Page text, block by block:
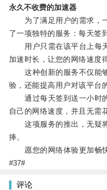
永久不收费的加速器
为了满足用户的需求，一
了一项独特的服务：每天签
用户只需在该平台上每天
加速时长，让您的网络速度
这种创新的服务不仅能
验，还能提高用户对该平台
通过每天签到送一小时
自己的网络速度，并且无需
这项服务的推出，无疑将
捧。
愿您的网络体验更加畅快
#37#
评论